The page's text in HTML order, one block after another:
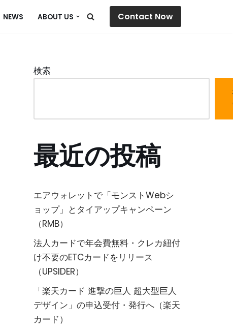
NEWS ABOUT US Contact Now
検索
最近の投稿
エアウォレットで「モンストWebシ
ョップ」とタイアップキャンペーン
（RMB）
法人カードで年会費無料・クレカ紐付
け不要のETCカードをリリース
（UPSIDER）
「楽天カード 進撃の巨人 超大型巨人
デザイン」の申込受付・発行へ（楽天
カード）